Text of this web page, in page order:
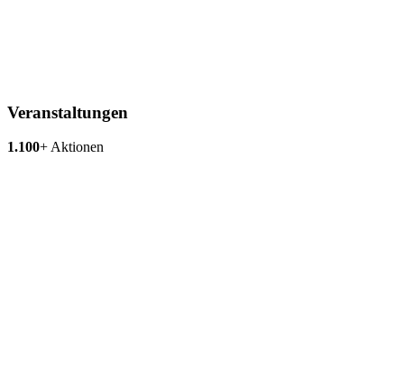
Veranstaltungen
1.100+ Aktionen